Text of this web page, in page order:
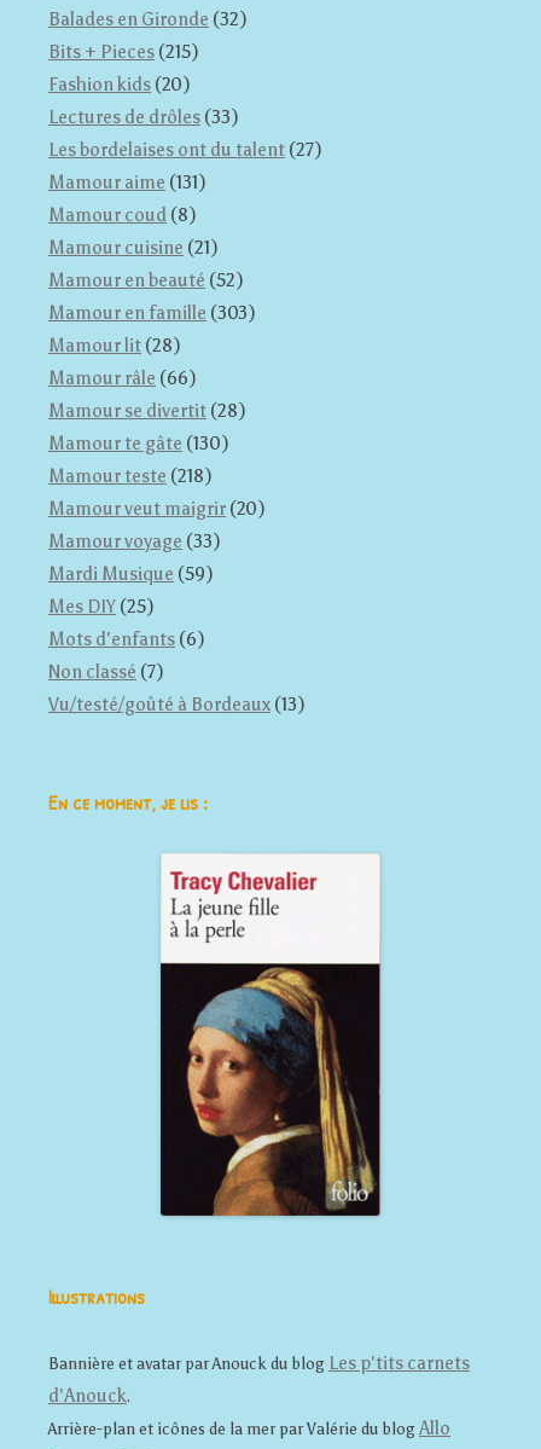
Balades en Gironde (32)
Bits + Pieces (215)
Fashion kids (20)
Lectures de drôles (33)
Les bordelaises ont du talent (27)
Mamour aime (131)
Mamour coud (8)
Mamour cuisine (21)
Mamour en beauté (52)
Mamour en famille (303)
Mamour lit (28)
Mamour râle (66)
Mamour se divertit (28)
Mamour te gâte (130)
Mamour teste (218)
Mamour veut maigrir (20)
Mamour voyage (33)
Mardi Musique (59)
Mes DIY (25)
Mots d'enfants (6)
Non classé (7)
Vu/testé/goûté à Bordeaux (13)
En ce moment, je lis :
Illustrations
Bannière et avatar par Anouck du blog Les p'tits carnets
d'Anouck.
Arrière-plan et icônes de la mer par Valérie du blog Allo